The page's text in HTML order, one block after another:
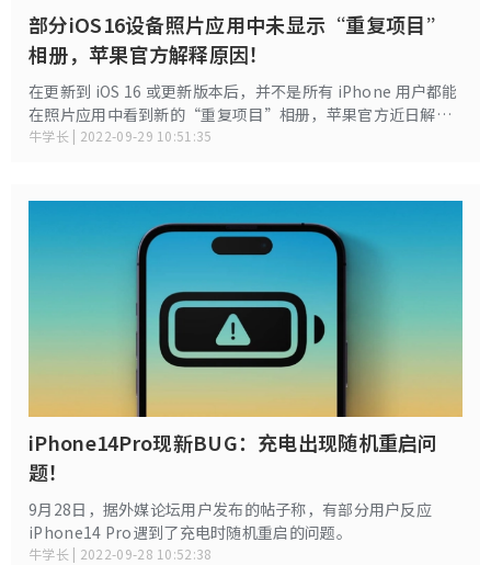
部分iOS16设备照片应用中未显示“重复项目”
相册，苹果官方解释原因！
在更新到 iOS 16 或更新版本后，并不是所有 iPhone 用户都能
在照片应用中看到新的“重复项目”相册，苹果官方近日解释
了这一问题出现的原因。
牛学长 | 2022-09-29 10:51:35
iPhone14Pro现新BUG：充电出现随机重启问
题！
9月28日，据外媒论坛用户发布的帖子称，有部分用户反应
iPhone14 Pro遇到了充电时随机重启的问题。
牛学长 | 2022-09-28 10:52:38